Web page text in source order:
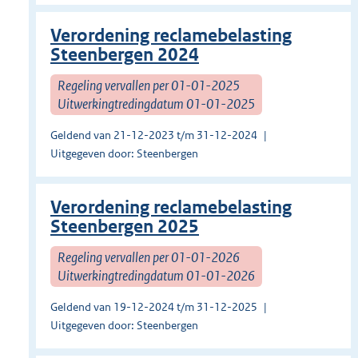
Verordening reclamebelasting
Steenbergen 2024
Regeling vervallen per 01-01-2025
Uitwerkingtredingdatum 01-01-2025
Geldend van 21-12-2023 t/m 31-12-2024
Uitgegeven door: Steenbergen
Verordening reclamebelasting
Steenbergen 2025
Regeling vervallen per 01-01-2026
Uitwerkingtredingdatum 01-01-2026
Geldend van 19-12-2024 t/m 31-12-2025
Uitgegeven door: Steenbergen